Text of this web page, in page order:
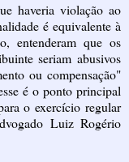
haveria violação ao
é equivalente à
entenderam que os
seriam abusivos
ou compensação"
é o ponto principal
o exercício regular
Luiz Rogério